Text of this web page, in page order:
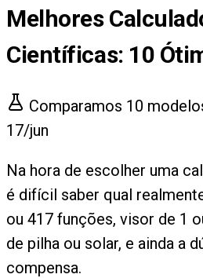
Melhores
Científicas: 10
Comparamos 10
17/jun
Na hora de escolher uma
é difícil saber qual
ou 417 funções, visor de 1
de pilha ou solar, e ainda a
compensa.